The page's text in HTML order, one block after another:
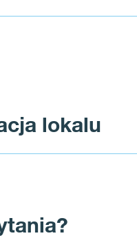
lokalu